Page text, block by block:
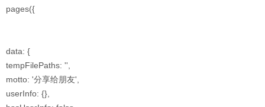
pages({
data: {
tempFilePaths: '',
motto: '分享给朋友',
userInfo: {},